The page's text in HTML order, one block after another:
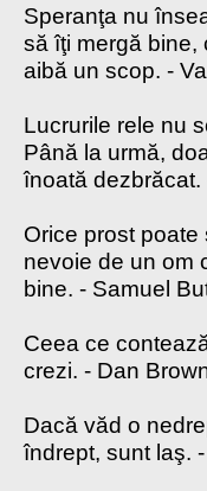
Speranţa nu
să îţi mergă bine,
aibă un scop. -
Lucrurile rele nu
Până la urmă,
înoată dezbrăcat.
Orice prost
nevoie de un om
bine. - Samuel
Ceea ce
crezi. - Dan
Dacă văd o
îndrept, sunt laş.